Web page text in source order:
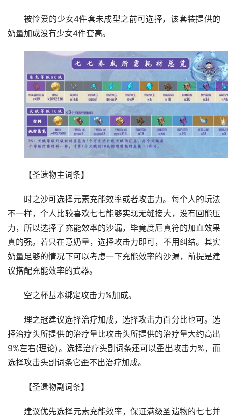
被怜爱的少女4件套未成型之前可选择，该套装提供的
奶量加成没有少女4件套高。
【圣遗物主词条】
时之沙可选择元素充能效率或者攻击力。每个人的玩法
不一样，个人比较喜欢七七能够实现无缝接大，没有回能压
力，所以选择了充能效率的沙漏，毕竟度厄真符的加血效果
真的强。若只在意奶量，选择攻击力即可，不用纠结。其实
奶量足够的情况下可以考虑一下充能效率的沙漏，前提是建
议搭配充能效率的武器。
空之杯基本绑定攻击力%加成。
理之冠建议选择治疗加成，选择攻击力百分比也可。选
择治疗头所提供的治疗量比攻击头所提供的治疗量大约高出
9%左右(理论)。选择治疗头副词条还可以歪出攻击力%，而
选择攻击头副词条它歪不出治疗加成。
【圣遗物副词条】
建议优先选择元素充能效率，保证满级圣遗物的七七并